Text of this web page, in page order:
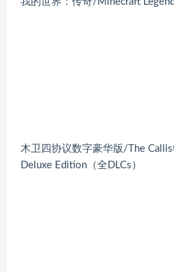
木卫四协议数字豪华版/The
Deluxe Edition（全DLCs）